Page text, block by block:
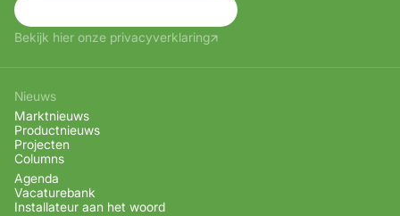
Bekijk hier onze privacyverklaring
Nieuws
Marktnieuws
Productnieuws
Projecten
Columns
Agenda
Vacaturebank
Installateur aan het woord